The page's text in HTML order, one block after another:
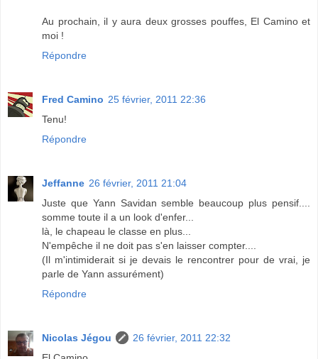
Au prochain, il y aura deux grosses pouffes, El Camino et
moi !
Répondre
Fred Camino 25 février, 2011 22:36
Tenu!
Répondre
Jeffanne 26 février, 2011 21:04
Juste que Yann Savidan semble beaucoup plus pensif....
somme toute il a un look d'enfer...
là, le chapeau le classe en plus...
N'empêche il ne doit pas s'en laisser compter....
(Il m'intimiderait si je devais le rencontrer pour de vrai, je
parle de Yann assurément)
Répondre
Nicolas Jégou
26 février, 2011 22:32